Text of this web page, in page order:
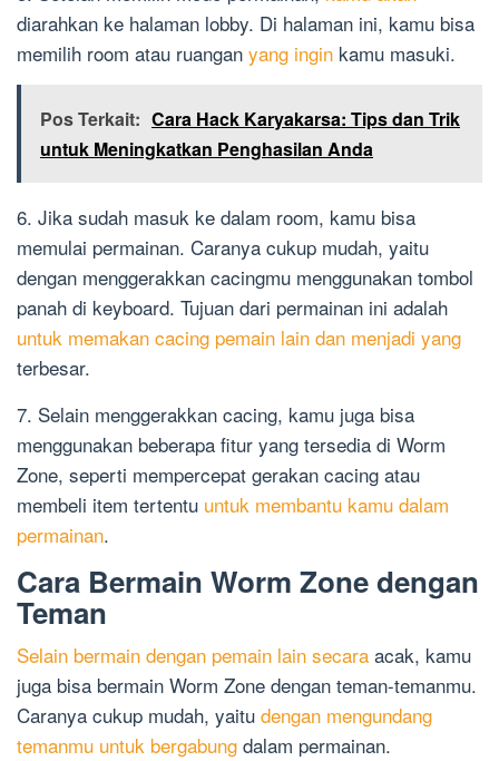
diarahkan ke halaman lobby. Di halaman ini, kamu bisa
memilih room atau ruangan yang ingin kamu masuki.
Pos Terkait: Cara Hack Karyakarsa: Tips dan Trik
untuk Meningkatkan Penghasilan Anda
6. Jika sudah masuk ke dalam room, kamu bisa
memulai permainan. Caranya cukup mudah, yaitu
dengan menggerakkan cacingmu menggunakan tombol
panah di keyboard. Tujuan dari permainan ini adalah
untuk memakan cacing pemain lain dan menjadi yang
terbesar.
7. Selain menggerakkan cacing, kamu juga bisa
menggunakan beberapa fitur yang tersedia di Worm
Zone, seperti mempercepat gerakan cacing atau
membeli item tertentu untuk membantu kamu dalam
permainan.
Cara Bermain Worm Zone dengan
Teman
Selain bermain dengan pemain lain secara acak, kamu
juga bisa bermain Worm Zone dengan teman-temanmu.
Caranya cukup mudah, yaitu dengan mengundang
temanmu untuk bergabung dalam permainan.